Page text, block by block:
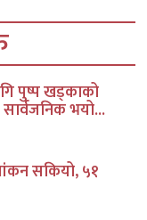
पुष्प खड्काको
भयो...
सकियो, ५१